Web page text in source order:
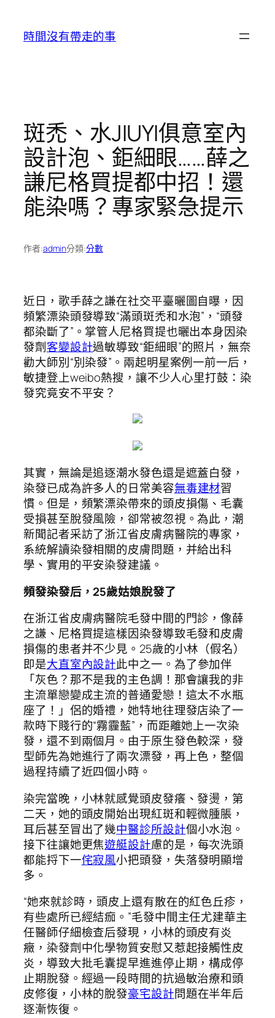
時間沒有帶走的事
斑禿、水JIUYI俱意室內
設計泡、鉅細眼……薛之
謙尼格買提都中招！還
能染嗎？專家緊急提示
作者:admin分類:分數
近日，歌手薛之謙在社交平臺曬圖自曝，因
頻繁漂染頭發導致“滿頭斑禿和水泡”，“頭發
都染斷了”。掌管人尼格買提也曬出本身因染
發劑客變設計過敏導致“鉅細眼”的照片，無奈
勸大師別“別染發”。兩起明星案例一前一后，
敏捷登上weibo熱搜，讓不少人心里打鼓：染
發究竟安不平安？
其實，無論是追逐潮水發色還是遮蓋白發，
染發已成為許多人的日常美容無毒建材習
慣。但是，頻繁漂染帶來的頭皮損傷、毛囊
受損甚至脫發風險，卻常被忽視。為此，潮
新聞記者采訪了浙江省皮膚病醫院的專家，
系統解讀染發相關的皮膚問題，并給出科
學、實用的平安染發建議。
頻發染發后，25歲姑娘脫發了
在浙江省皮膚病醫院毛發中間的門診，像薛
之謙、尼格買提這樣因染發導致毛發和皮膚
損傷的患者并不少見。25歲的小林（假名）
即是大直室內設計此中之一。為了參加伴
「灰色？那不是我的主色調！那會讓我的非
主流單戀變成主流的普通愛戀！這太不水瓶
座了！」侶的婚禮，她特地往理發店染了一
款時下賤行的“霧霾藍”，而距離她上一次染
發，還不到兩個月。由于原生發色較深，發
型師先為她進行了兩次漂發，再上色，整個
過程持續了近四個小時。
染完當晚，小林就感覺頭皮發癢、發燙，第
二天，她的頭皮開始出現紅斑和輕微腫脹，
耳后甚至冒出了幾中醫診所設計個小水泡。
接下往讓她更焦遊艇設計慮的是，每次洗頭
都能捋下一侘寂風小把頭發，失落發明顯增
多。
“她來就診時，頭皮上還有散在的紅色丘疹，
有些處所已經結痂。”毛發中間主任尤建華主
任醫師仔細檢查后發現，小林的頭皮有炎
癥，染發劑中化學物質安慰又惹起接觸性皮
炎，導致大批毛囊提早進進停止期，構成停
止期脫發。經過一段時間的抗過敏治療和頭
皮修復，小林的脫發豪宅設計問題在半年后
逐漸恢復。